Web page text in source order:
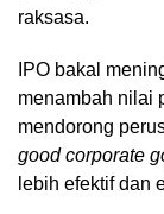
raksasa.
IPO bakal
menambah nilai
mendorong
good corporate
lebih efektif dan